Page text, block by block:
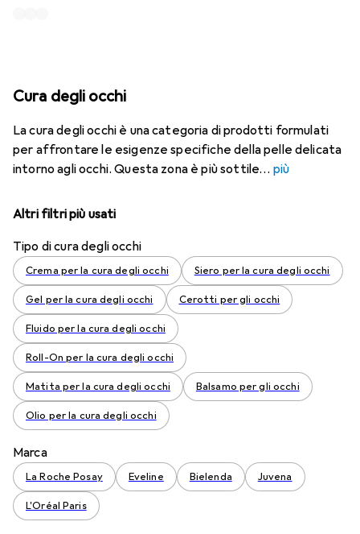
Cura degli occhi
La cura degli occhi è una categoria di prodotti formulati
per affrontare le esigenze specifiche della pelle delicata
intorno agli occhi. Questa zona è più sottile
più
Altri filtri più usati
Tipo di cura degli occhi
Crema per la cura degli occhi Siero per la cura degli occhi
Gel per la cura degli occhi Cerotti per gli occhi
Fluido per la cura degli occhi
Roll-On per la cura degli occhi
Matita per la cura degli occhi Balsamo per gli occhi
Olio per la cura degli occhi
Marca
La Roche Posay Eveline Bielenda Juvena
L'Oréal Paris